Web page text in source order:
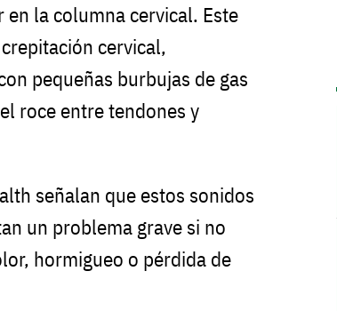
la columna cervical. Este
cervical,
pequeñas burbujas de gas
roce entre tendones y
señalan que estos sonidos
un problema grave si no
hormigueo o pérdida de